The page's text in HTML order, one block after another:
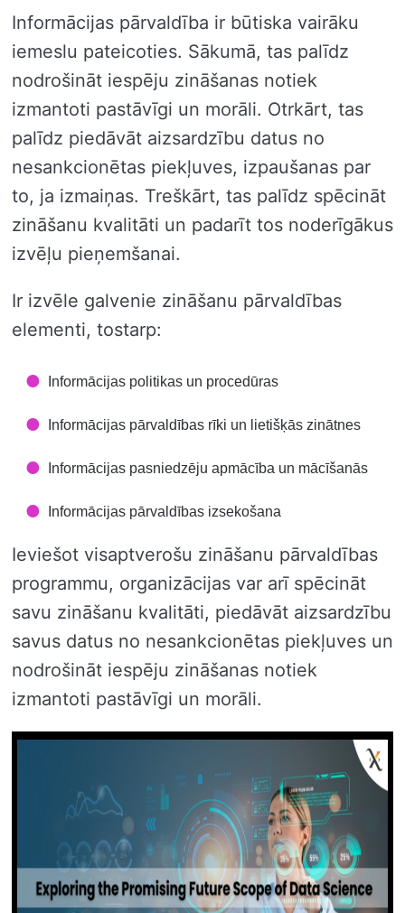
Informācijas pārvaldība ir būtiska vairāku
iemeslu pateicoties. Sākumā, tas palīdz
nodrošināt iespēju zināšanas notiek
izmantoti pastāvīgi un morāli. Otrkārt, tas
palīdz piedāvāt aizsardzību datus no
nesankcionētas piekļuves, izpaušanas par
to, ja izmaiņas. Treškārt, tas palīdz spēcināt
zināšanu kvalitāti un padarīt tos noderīgākus
izvēļu pieņemšanai.
Ir izvēle galvenie zināšanu pārvaldības
elementi, tostarp:
Informācijas politikas un procedūras
Informācijas pārvaldības rīki un lietišķās zinātnes
Informācijas pasniedzēju apmācība un mācīšanās
Informācijas pārvaldības izsekošana
Ieviešot visaptverošu zināšanu pārvaldības
programmu, organizācijas var arī spēcināt
savu zināšanu kvalitāti, piedāvāt aizsardzību
savus datus no nesankcionētas piekļuves un
nodrošināt iespēju zināšanas notiek
izmantoti pastāvīgi un morāli.